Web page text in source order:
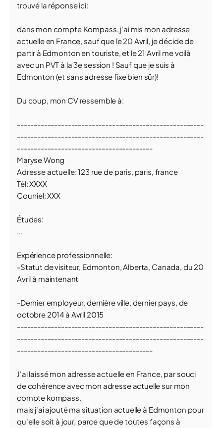
trouvé la réponse ici:
dans mon compte Kompass, j'ai mis mon adresse
actuelle en France, sauf que le 20 Avril, je décide de
partir à Edmonton en touriste, et le 21 Avril me voilà
avec un PVT à la 3e session ! Sauf que je suis à
Edmonton (et sans adresse fixe bien sûr)!
Du coup, mon CV ressemble à:
-------------------------------------------------------
-------------------------------------------------------
----------------------------------------
Maryse Wong
Adresse actuelle: 123 rue de paris, paris, france
Tél: XXXX
Courriel: XXX
Études:
...
Expérience professionnelle:
-Statut de visiteur, Edmonton, Alberta, Canada, du 20
Avril à maintenant
-Dernier employeur, dernière ville, dernier pays, de
octobre 2014 à Avril 2015
-------------------------------------------------------
-------------------------------------------------------
----------------------------------------
J'ai laissé mon adresse actuelle en France, par souci
de cohérence avec mon adresse actuelle sur mon
compte kompass,
mais j'ai ajouté ma situation actuelle à Edmonton pour
qu'elle soit à jour, parce que de toutes façons à